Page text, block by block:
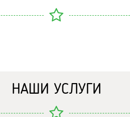
НАШИ УСЛУГИ